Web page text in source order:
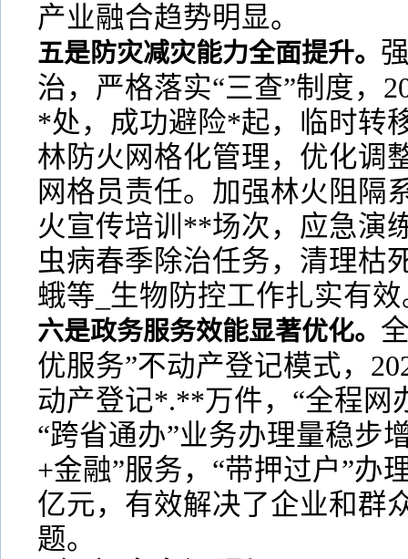
产业融合趋势明显。
五是防灾减灾能力全面提升。
治，严格落实“三查”制度，
*处，成功避险*起，临时转
林防火网格化管理，优化调
网格员责任。加强林火阻隔
火宣传培训**场次，应急演
虫病春季除治任务，清理枯
蛾等_生物防控工作扎实有
六是政务服务效能显著优化。
优服务”不动产登记模式，
动产登记*.**万件，“全程网
“跨省通办”业务办理量稳步
+金融”服务，“带押过户”
亿元，有效解决了企业和群
题。